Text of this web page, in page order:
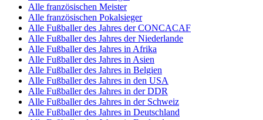
Alle französischen Meister
Alle französischen Pokalsieger
Alle Fußballer des Jahres der CONCACAF
Alle Fußballer des Jahres der Niederlande
Alle Fußballer des Jahres in Afrika
Alle Fußballer des Jahres in Asien
Alle Fußballer des Jahres in Belgien
Alle Fußballer des Jahres in den USA
Alle Fußballer des Jahres in der DDR
Alle Fußballer des Jahres in der Schweiz
Alle Fußballer des Jahres in Deutschland